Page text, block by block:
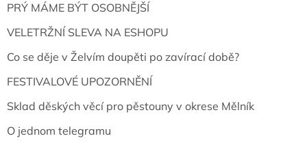
PRÝ MÁME BÝT OSOBNĚJŠÍ
VELETRŽNÍ SLEVA NA ESHOPU
Co se děje v Želvím doupěti po zavírací době?
FESTIVALOVÉ UPOZORNĚNÍ
Sklad děských věcí pro pěstouny v okrese Mělník
O jednom telegramu